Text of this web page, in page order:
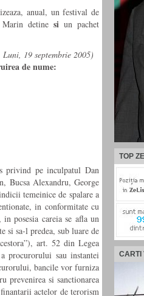
anual, un festival de
detine si un pachet
19 septembrie 2005)
de nume:
privind pe inculpatul Dan
Bucsa Alexandru, George
temeinice de spalare a
in conformitate cu
posesia careia se afla un
si sa-l predea, sub luare de
art. 52 din Legea
procurorului sau instantei
bancile vor furniza
prevenirea si sanctionarea
actelor de terorism
TOP
CARTI